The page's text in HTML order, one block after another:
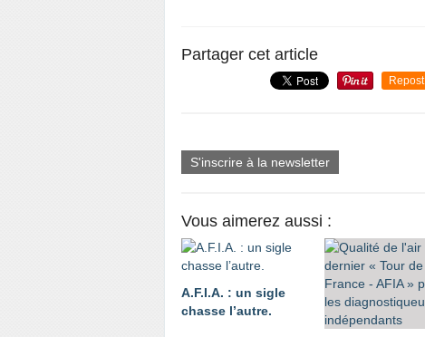
Partager cet article
Repost
S'inscrire à la newsletter
Vous aimerez aussi :
A.F.I.A. : un sigle
chasse l’autre.